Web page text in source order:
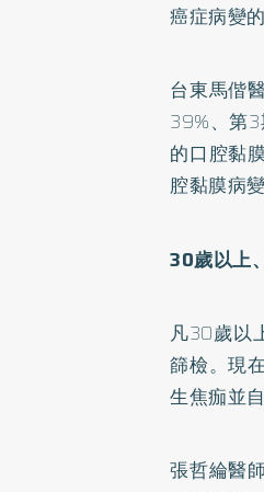
癌症病變
台東馬偕
39%、第
的口腔黏
腔黏膜病
30歲以上
凡30歲以
篩檢。現
生焦痂並
張哲綸醫